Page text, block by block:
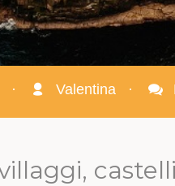
· Valentina ·